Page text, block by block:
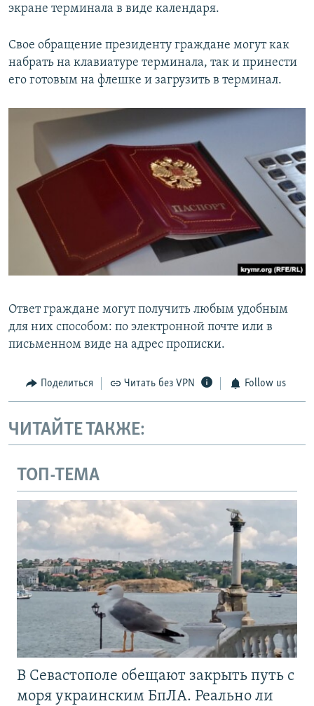
экране терминала в виде календаря.
Свое обращение президенту граждане могут как
набрать на клавиатуре терминала, так и принести
его готовым на флешке и загрузить в терминал.
Ответ граждане могут получить любым удобным
для них способом: по электронной почте или в
письменном виде на адрес прописки.
Поделиться Читать без VPN Follow us
ЧИТАЙТЕ ТАКЖЕ:
ТОП-ТЕМА
В Севастополе обещают закрыть путь с
моря украинским БпЛА. Реально ли